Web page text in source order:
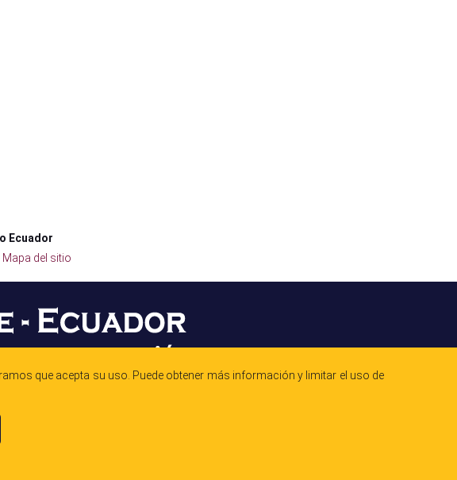
que acepta su uso. Puede obtener más información y limitar el uso de
Ecuador
Mapa del sitio